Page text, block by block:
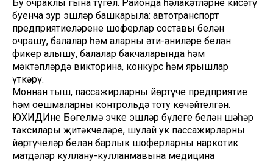
Бу очраклы гына түгел. Районда һәлакәтләрне кисәтү
буенча зур эшләр башкарыла: автотранспорт
предприятиеләренең шоферлар составы белән
очрашу, балалар һәм аларның әти-әниләре белән
фикер алышу, балалар бакчаларында һәм
мәктәпләрдә викторина, конкурс һәм ярышлар
үткәрү.
Моннан тыш, пассажирларны йөртүче предприятие
һәм оешмаларны контрольдә тоту көчәйтелгән.
ЮХИДИнең Бөгелмә эчке эшләр бүлеге белән шәһәр
таксилары җитәкчеләре, шулай ук пассажирларны
йөртүчеләр белән барлык шоферларны наркотик
матдәләр куллану-кулланмавына медицина